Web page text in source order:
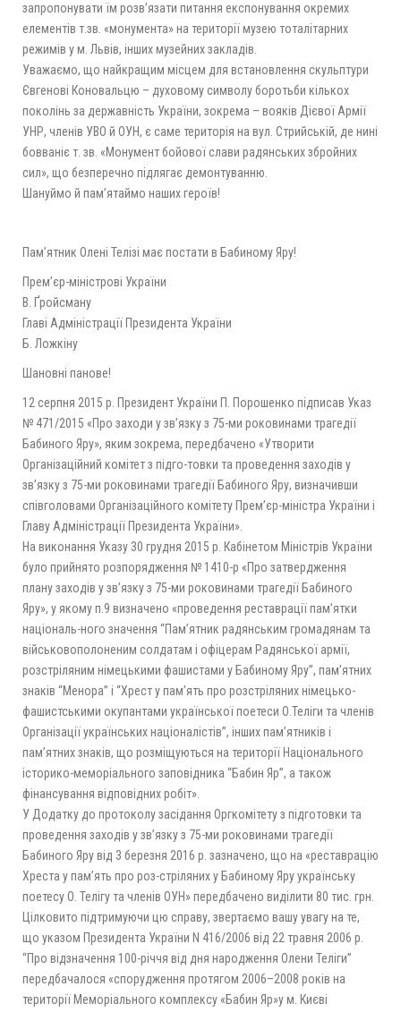
запропонувати їм розв’язати питання експонування окремих
елементів т.зв. «монумента» на території музею тоталітарних
режимів у м. Львів, інших музейних закладів.
Уважаємо, що найкращим місцем для встановлення скульптури
Євгенові Коновальцю – духовому символу боротьби кількох
поколінь за державність України, зокрема – вояків Дієвої Армії
УНР, членів УВО й ОУН, є саме територія на вул. Стрийській, де нині
бовваніє т. зв. «Монумент бойової слави радянських збройних
сил», що безперечно підлягає демонтуванню.
Шануймо й пам’ятаймо наших героїв!
Пам’ятник Олені Телізі має постати в Бабиному Яру!
Прем’єр-міністрові України
В. Ґройсману
Главі Адміністрації Президента України
Б. Ложкіну
Шановні панове!
12 серпня 2015 р. Президент України П. Порошенко підписав Указ
№ 471/2015 «Про заходи у зв’язку з 75-ми роковинами трагедії
Бабиного Яру», яким зокрема, передбачено «Утворити
Організаційний комітет з підго-товки та проведення заходів у
зв’язку з 75-ми роковинами трагедії Бабиного Яру, визначивши
співголовами Організаційного комітету Прем’єр-міністра України і
Главу Адміністрації Президента України».
На виконання Указу 30 грудня 2015 р. Кабінетом Міністрів України
було прийнято розпорядження № 1410-р «Про затвердження
плану заходів у зв’язку з 75-ми роковинами трагедії Бабиного
Яру», у якому п.9 визначено «проведення реставрації пам’ятки
національ-ного значення “Пам’ятник радянським громадянам та
військовополоненим солдатам і офіцерам Радянської армії,
розстріляним німецькими фашистами у Бабиному Яру”, пам’ятних
знаків “Менора” і “Хрест у пам’ять про розстріляних німецько-
фашистськими окупантами української поетеси О.Теліги та членів
Організації українських націоналістів”, інших пам’ятників і
пам’ятних знаків, що розміщуються на території Національного
історико-меморіального заповідника “Бабин Яр”, а також
фінансування відповідних робіт».
У Додатку до протоколу засідання Оргкомітету з підготовки та
проведення заходів у зв’язку з 75-ми роковинами трагедії
Бабиного Яру від 3 березня 2016 р. зазначено, що на «реставрацію
Хреста у пам’ять про роз-стріляних у Бабиному Яру українську
поетесу О. Телігу та членів ОУН» передбачено виділити 80 тис. грн.
Цілковито підтримуючи цю справу, звертаємо вашу увагу на те,
що указом Президента України N 416/2006 від 22 травня 2006 р.
“Про відзначення 100-річчя від дня народження Олени Теліги”
передбачалося «спорудження протягом 2006–2008 років на
території Меморіального комплексу «Бабин Яр»у м. Києві